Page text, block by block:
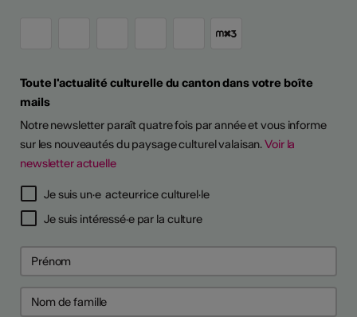
Toute l'actualité culturelle du canton dans votre boîte
mails
Notre newsletter paraît quatre fois par année et vous informe
sur les nouveautés du paysage culturel valaisan.Voir la
newsletter actuelle
Je suis un·e acteur·rice culturel·le
Je suis intéressé·e par la culture